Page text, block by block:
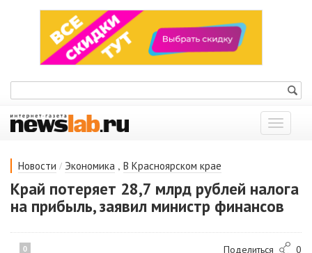
Показать
меню
Новости / Экономика , В Красноярском крае
Край потеряет 28,7 млрд рублей налога
на прибыль, заявил министр финансов
0 Поделиться 0